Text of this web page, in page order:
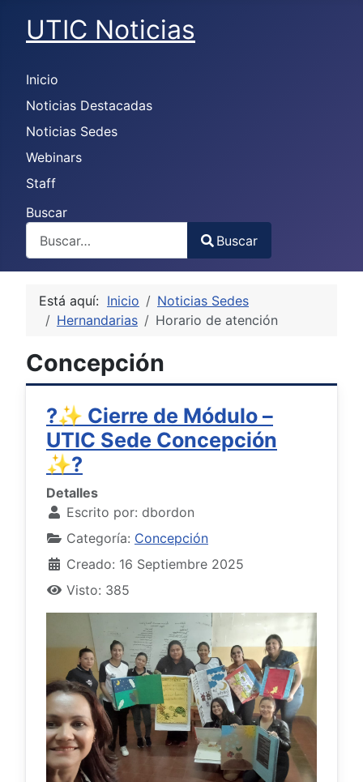
UTIC Noticias
Inicio
Noticias Destacadas
Noticias Sedes
Webinars
Staff
Buscar
Type 2 or more characters for results.
Buscar
Está aquí: Inicio
Noticias Sedes
Hernandarias
Horario de atención
Concepción
?✨ Cierre de Módulo –
UTIC Sede Concepción
✨?
Detalles
Escrito por: dbordon
Categoría: Concepción
Creado: 16 Septiembre 2025
Visto: 385